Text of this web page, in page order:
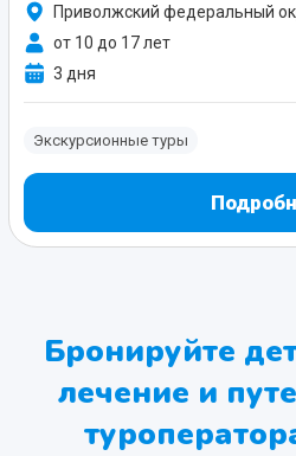
Приволжский федеральный
от 10 до 17 лет
3 дня
Экскурсионные туры
Бронируйте
лечение и